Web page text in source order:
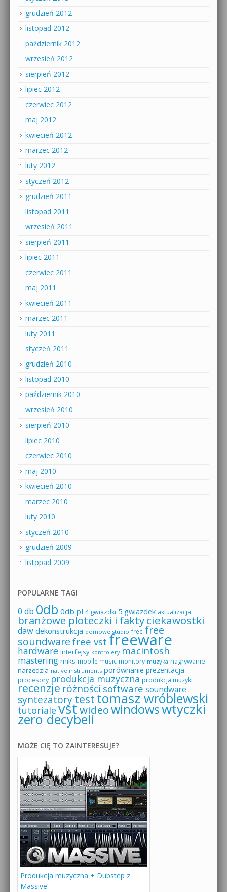
grudzień 2012
listopad 2012
październik 2012
wrzesień 2012
sierpień 2012
lipiec 2012
czerwiec 2012
maj 2012
kwiecień 2012
marzec 2012
luty 2012
styczeń 2012
grudzień 2011
listopad 2011
wrzesień 2011
sierpień 2011
lipiec 2011
czerwiec 2011
maj 2011
kwiecień 2011
marzec 2011
luty 2011
styczeń 2011
grudzień 2010
listopad 2010
październik 2010
wrzesień 2010
sierpień 2010
lipiec 2010
czerwiec 2010
maj 2010
kwiecień 2010
marzec 2010
luty 2010
styczeń 2010
grudzień 2009
listopad 2009
POPULARNE TAGI
0 db 0db 0db.pl 4 gwiazdki 5 gwiazdek aktualizacja
branżowe ploteczki i faktyciekawostki
daw dekonstrukcja domowe studio free free
soundware free vst freeware
hardware interfejsy kontrolery macintosh
mastering miks mobile music monitory muzyka nagrywanie
narzędzia native instruments porównanie prezentacja
procesory produkcja muzyczna produkcja muzyki
recenzje różności software soundware
syntezatorytesttomasz wróblewski
tutoriale vstwideowindowswtyczki
zero decybeli
MOŻE CIĘ TO ZAINTERESUJE?
Produkcja muzyczna + Dubstep z
Massive